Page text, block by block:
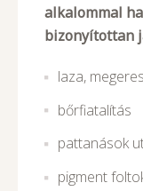
alkalommal
bizonyítottan
laza,
bőrfiatalítás
pattanások
pigment